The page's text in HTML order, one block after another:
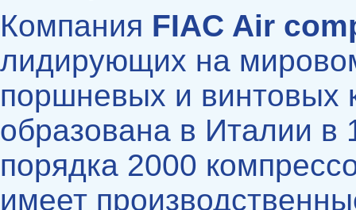
Компания FIAC Air
лидирующих на
поршневых и винтовых
образована в Италии в
порядка 2000
имеет